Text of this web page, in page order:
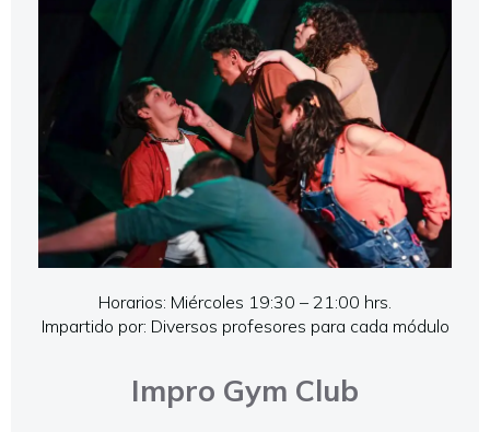
Horarios: Miércoles 19:30 – 21:00 hrs.
Impartido por: Diversos profesores para cada módulo
Impro Gym Club